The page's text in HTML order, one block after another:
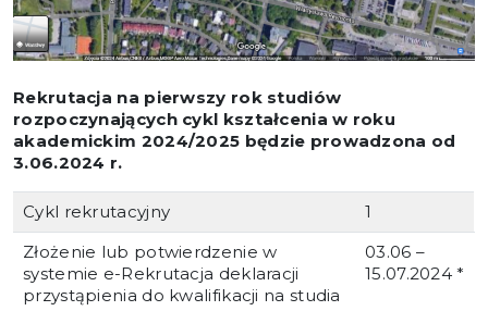
Rekrutacja na pierwszy rok studiów
rozpoczynających cykl kształcenia w roku
akademickim 2024/2025 będzie prowadzona od
3.06.2024 r.
Cykl rekrutacyjny
1
Złożenie lub potwierdzenie w
systemie e-Rekrutacja deklaracji
przystąpienia do kwalifikacji na studia
03.06 –
15.07.2024 *